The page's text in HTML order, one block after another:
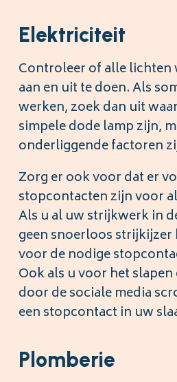
Elektriciteit
Controleer of alle lichten
aan en uit te doen. Als
werken, zoek dan uit
simpele dode lamp zijn,
onderliggende factoren
Zorg er ook voor dat er
stopcontacten zijn voor
Als u al uw strijkwerk in
geen snoerloos strijkijzer
voor de nodige
Ook als u voor het slapen
door de sociale media
een stopcontact in uw
Plomberie